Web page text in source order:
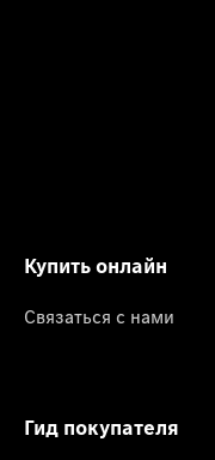
Купить онлайн
Связаться с нами
Гид покупателя